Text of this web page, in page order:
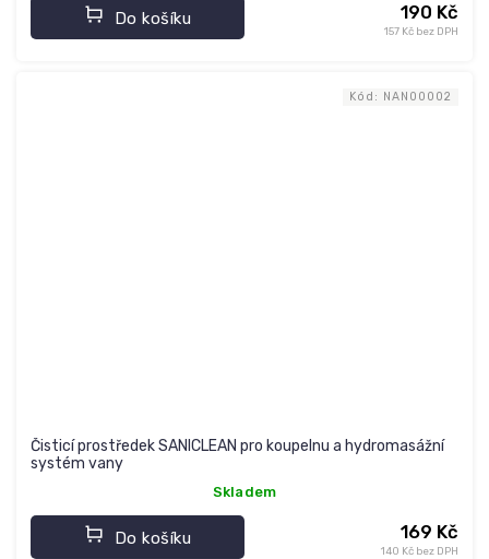
157 Kč bez DPH
190 Kč
Do košíku
Čisticí prostředek SANICLEAN pro koupelnu a hydromasážní
systém vany
Skladem
140 Kč bez DPH
169 Kč
Do košíku
Kód: NAN00002